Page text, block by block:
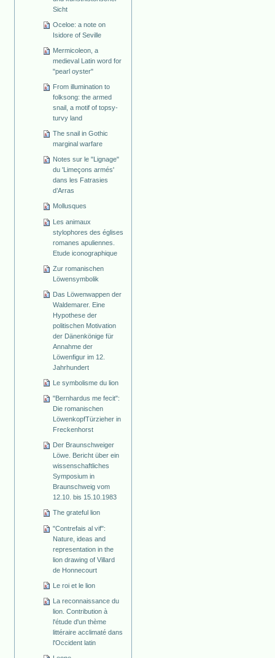
Sicht
Oceloe: a note on
Isidore of Seville
Mermicoleon, a
medieval Latin word for
"pearl oyster"
From illumination to
folksong: the armed
snail, a motif of topsy-
turvy land
The snail in Gothic
marginal warfare
Notes sur le "Lignage"
du 'Limeçons armés'
dans les Fatrasies
d’Arras
Mollusques
Les animaux
stylophores des églises
romanes apuliennes.
Etude iconographique
Zur romanischen
Löwensymbolik
Das Löwenwappen der
Waldemarer. Eine
Hypothese der
politischen Motivation
der Dänenkönige für
Annahme der
Löwenfigur im 12.
Jahrhundert
Le symbolisme du lion
"Bernhardus me fecit":
Die romanischen
Löwenkopf­Türzieher in
Freckenhorst
Der Braunschweiger
Löwe. Bericht über ein
wissenschaftliches
Symposium in
Braunschweig vom
12.10. bis 15.10.1983
The grateful lion
"Contrefais al vif":
Nature, ideas and
representation in the
lion drawing of Villard
de Honnecourt
Le roi et le lion
La reconnaissance du
lion. Contribution à
l'étude d'un thème
littéraire acclimaté dans
l'Occident latin